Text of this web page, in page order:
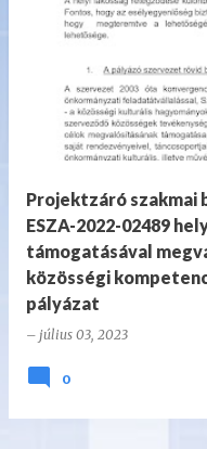
Projektzáró szakmai
ESZA-2022-02489
támogatásával
közösségi
pályázat
– július 03, 2023
0